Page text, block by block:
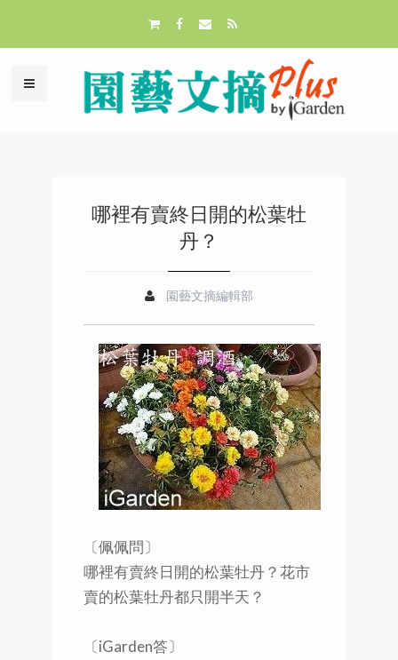
哪裡有賣終日開的松葉牡
丹？
園藝文摘編輯部
〔佩佩問〕
哪裡有賣終日開的松葉牡丹？花市
賣的松葉牡丹都只開半天？
〔iGarden答〕